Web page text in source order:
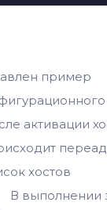
пример
активации
хостов
В выполнении